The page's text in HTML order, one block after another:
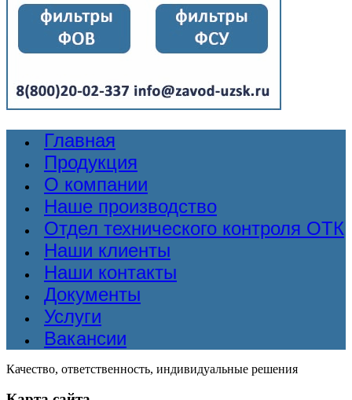
Главная
Продукция
О компании
Наше производство
Отдел технического контроля ОТК
Наши клиенты
Наши контакты
Документы
Услуги
Вакансии
Качество, ответственность, индивидуальные решения